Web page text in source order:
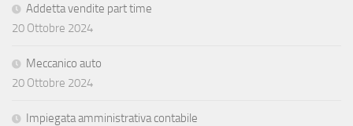
Addetta vendite part time
20 Ottobre 2024
Meccanico auto
20 Ottobre 2024
Impiegata amministrativa contabile